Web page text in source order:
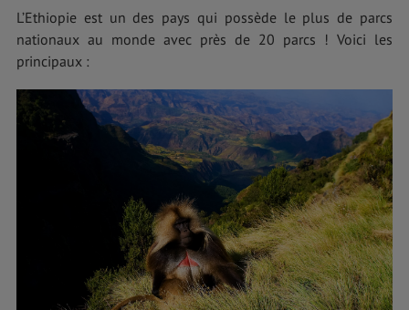
L’Ethiopie est un des pays qui possède le plus de parcs
nationaux au monde avec près de 20 parcs ! Voici les
principaux :